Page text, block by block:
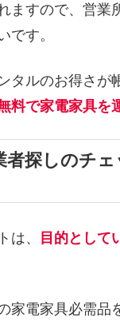
ますので、営
です。
タルのお得さが
料で家電家具を
者探しのチ
は、
目的として
家電家具必需